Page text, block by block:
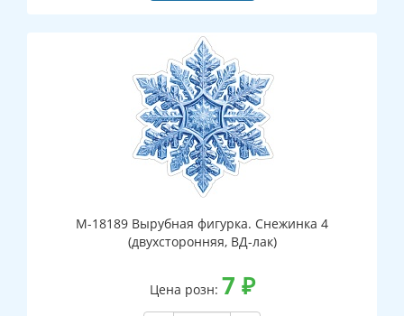
М-18189 Вырубная фигурка. Снежинка 4
(двухсторонняя, ВД-лак)
Цена розн: 7 ₽